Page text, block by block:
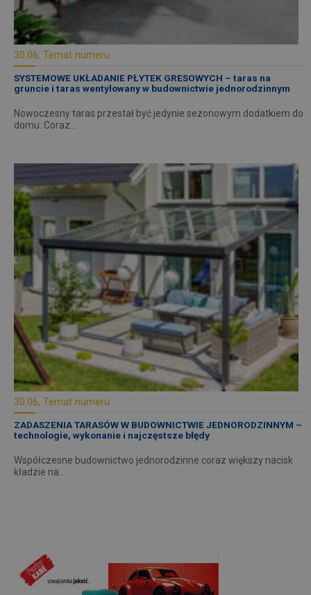
30.06, Temat numeru
SYSTEMOWE UKŁADANIE PŁYTEK GRESOWYCH – taras na
gruncie i taras wentylowany w budownictwie jednorodzinnym
Nowoczesny taras przestał być jedynie sezonowym dodatkiem do
domu. Coraz…
30.06, Temat numeru
ZADASZENIA TARASÓW W BUDOWNICTWIE JEDNORODZINNYM –
technologie, wykonanie i najczęstsze błędy
Współczesne budownictwo jednorodzinne coraz większy nacisk
kładzie na…